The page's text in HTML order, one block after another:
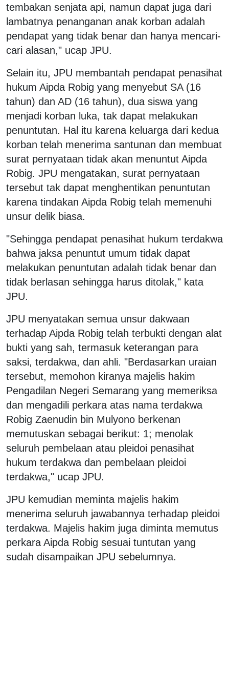
tembakan senjata api, namun dapat juga dari
lambatnya penanganan anak korban adalah
pendapat yang tidak benar dan hanya mencari-
cari alasan," ucap JPU.
Selain itu, JPU membantah pendapat penasihat
hukum Aipda Robig yang menyebut SA (16
tahun) dan AD (16 tahun), dua siswa yang
menjadi korban luka, tak dapat melakukan
penuntutan. Hal itu karena keluarga dari kedua
korban telah menerima santunan dan membuat
surat pernyataan tidak akan menuntut Aipda
Robig. JPU mengatakan, surat pernyataan
tersebut tak dapat menghentikan penuntutan
karena tindakan Aipda Robig telah memenuhi
unsur delik biasa.
"Sehingga pendapat penasihat hukum terdakwa
bahwa jaksa penuntut umum tidak dapat
melakukan penuntutan adalah tidak benar dan
tidak berlasan sehingga harus ditolak," kata
JPU.
JPU menyatakan semua unsur dakwaan
terhadap Aipda Robig telah terbukti dengan alat
bukti yang sah, termasuk keterangan para
saksi, terdakwa, dan ahli. "Berdasarkan uraian
tersebut, memohon kiranya majelis hakim
Pengadilan Negeri Semarang yang memeriksa
dan mengadili perkara atas nama terdakwa
Robig Zaenudin bin Mulyono berkenan
memutuskan sebagai berikut: 1; menolak
seluruh pembelaan atau pleidoi penasihat
hukum terdakwa dan pembelaan pleidoi
terdakwa," ucap JPU.
JPU kemudian meminta majelis hakim
menerima seluruh jawabannya terhadap pleidoi
terdakwa. Majelis hakim juga diminta memutus
perkara Aipda Robig sesuai tuntutan yang
sudah disampaikan JPU sebelumnya.